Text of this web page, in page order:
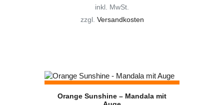
können
auf
inkl. MwSt.
zzgl. Versandkosten
Varianten
auf.
Optionen
Orange Sunshine – Mandala mit